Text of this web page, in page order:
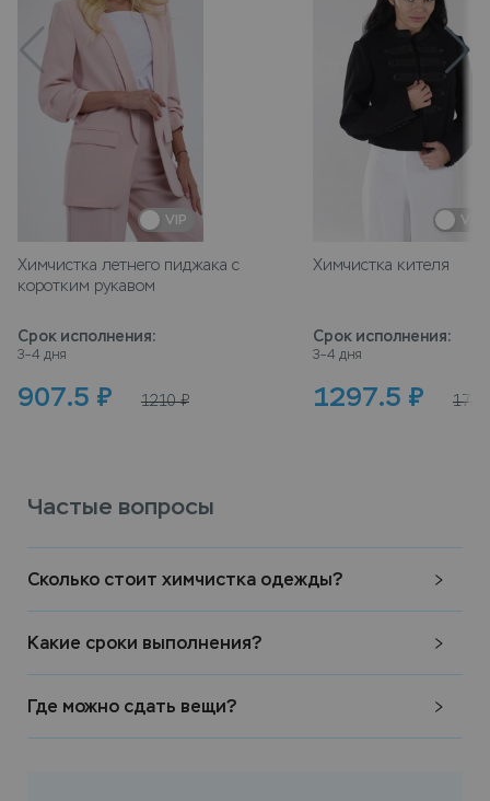
VIP
Химчистка летнего пиджака с
коротким рукавом
Срок исполнения:
3–4 дня
907.5 ₽ 1210 ₽
VIP
Химчистка кителя
Срок исполнения:
3–4 дня
1297.5 ₽ 1730
Частые вопросы
Сколько стоит химчистка одежды?
Какие сроки выполнения?
Где можно сдать вещи?